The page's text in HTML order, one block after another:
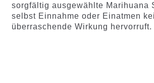
sorgfältig ausgewählte Marihuana
selbst Einnahme oder Einatmen
überraschende Wirkung hervorruft.